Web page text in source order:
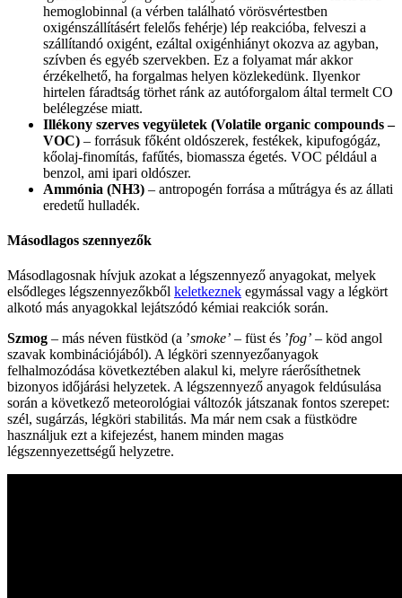
hemoglobinnal (a vérben található vörösvértestben
oxigénszállításért felelős fehérje) lép reakcióba, felveszi a
szállítandó oxigént, ezáltal oxigénhiányt okozva az agyban,
szívben és egyéb szervekben. Ez a folyamat már akkor
érzékelhető, ha forgalmas helyen közlekedünk. Ilyenkor
hirtelen fáradtság törhet ránk az autóforgalom által termelt CO
belélegzése miatt.
Illékony szerves vegyületek (Volatile organic compounds –
VOC) – forrásuk főként oldószerek, festékek, kipufogógáz,
kőolaj-finomítás, fafűtés, biomassza égetés. VOC például a
benzol, ami ipari oldószer.
Ammónia (NH3) – antropogén forrása a műtrágya és az állati
eredetű hulladék.
Másodlagos szennyezők
Másodlagosnak hívjuk azokat a légszennyező anyagokat, melyek
elsődleges légszennyezőkből keletkeznek egymással vagy a légkört
alkotó más anyagokkal lejátszódó kémiai reakciók során.
Szmog – más néven füstköd (a ’smoke’ – füst és ’fog’ – köd angol
szavak kombinációjából). A légköri szennyezőanyagok
felhalmozódása következtében alakul ki, melyre ráerősíthetnek
bizonyos időjárási helyzetek. A légszennyező anyagok feldúsulása
során a következő meteorológiai változók játszanak fontos szerepet:
szél, sugárzás, légköri stabilitás. Ma már nem csak a füstködre
használjuk ezt a kifejezést, hanem minden magas
légszennyezettségű helyzetre.